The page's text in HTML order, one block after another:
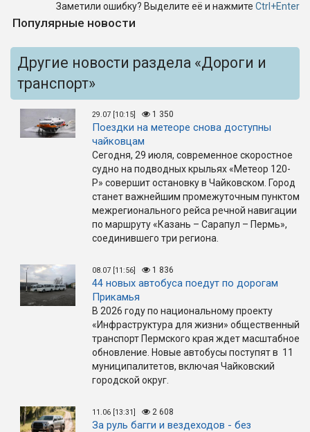
Заметили ошибку? Выделите её и нажмите Ctrl+Enter
Популярные новости
Другие новости раздела «Дороги и
транспорт»
29.07 [10:15] 1 350
Поездки на метеоре снова доступны
чайковцам
Сегодня, 29 июля, современное скоростное
судно на подводных крыльях «Метеор 120-
Р» совершит остановку в Чайковском. Город
станет важнейшим промежуточным пунктом
межрегионального рейса речной навигации
по маршруту «Казань – Сарапул – Пермь»,
соединившего три региона.
08.07 [11:56] 1 836
44 новых автобуса поедут по дорогам
Прикамья
В 2026 году по национальному проекту
«Инфраструктура для жизни» общественный
транспорт Пермского края ждет масштабное
обновление. Новые автобусы поступят в 11
муниципалитетов, включая Чайковский
городской округ.
11.06 [13:31] 2 608
За руль багги и вездеходов - без